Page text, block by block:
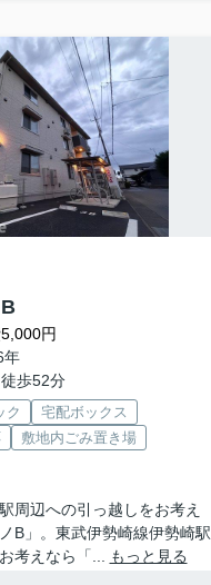
円
年
歩52分
ク
宅配ボックス
敷地内ごみ置き場
周辺への引っ越しをお考え
B」。東武伊勢崎線伊勢崎駅
考えなら「...
もっと見る